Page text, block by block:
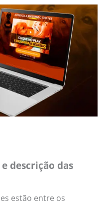
descrição das
estão entre os